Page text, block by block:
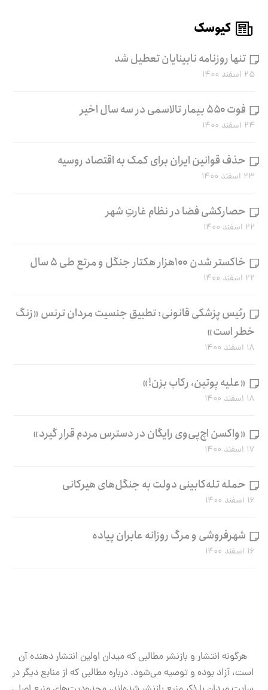
کیوسک
تنها روزنامه نابینایان تعطیل شد
۲۵ اسفند ۱۴۰۰
فوت ۵۵۰ بیمار تالاسمی در سه سال اخیر
۲۴ اسفند ۱۴۰۰
حذف قوانین ایران برای کمک به اقتصاد روسیه
۲۳ اسفند ۱۴۰۰
حصارکشی فضا در نظام غارتِ شهر
۲۲ اسفند ۱۴۰۰
خاکستر شدن ۱۰۰هزار هکتار جنگل و مرتع طی ۵ سال
۲۲ اسفند ۱۴۰۰
رئیس پزشکی قانونی: تطبیق جنسیت مردان ترنس «زنگ
خطر است»
۱۸ اسفند ۱۴۰۰
«علیه پوتین، رکاب بزن!»
۱۸ اسفند ۱۴۰۰
«واکسن اچ‌پی‌وی رایگان در دسترس مردم قرار گیرد»
۱۷ اسفند ۱۴۰۰
حمله تله‌کابینی دولت به جنگل‌های هیرکانی
۱۶ اسفند ۱۴۰۰
شهرفروشی و مرگ روزانه عابران پیاده
۱۶ اسفند ۱۴۰۰
هرگونه انتشار و بازنشر مطالبی که میدان اولین انتشار دهنده آن
است، آزاد بوده و توصیه می‌شود. درباره مطالبی که از منابع دیگر در